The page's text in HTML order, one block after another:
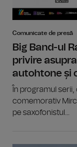
Comunicate de presă
Big Band-ul
privire
autohtone și
În programul
comemorativ
pe saxofonistul...